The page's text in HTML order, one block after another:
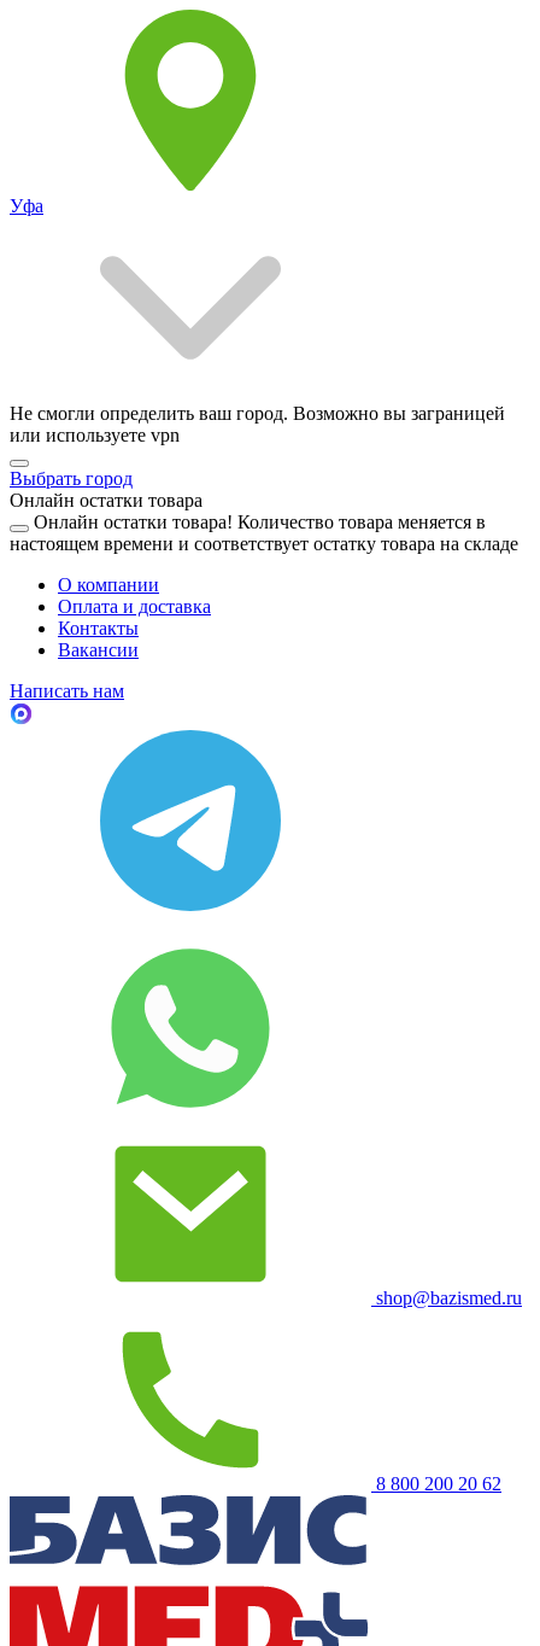
Уфа
Не смогли определить ваш город. Возможно вы заграницей
или используете vpn
Выбрать город
Онлайн остатки товара
Онлайн остатки товара! Количество товара меняется в
настоящем времени и соответствует остатку товара на складе
О компании
Оплата и доставка
Контакты
Вакансии
Написать нам
shop@bazismed.ru
8 800 200 20 62